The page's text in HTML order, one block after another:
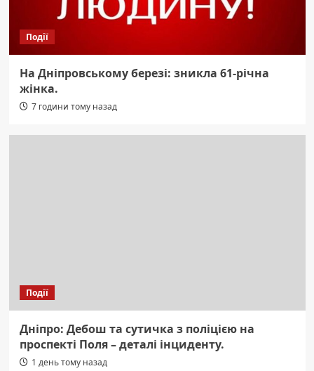
Події
На Дніпровському березі: зникла 61-річна
жінка.
7 години тому назад
Події
Дніпро: Дебош та сутичка з поліцією на
проспекті Поля – деталі інциденту.
1 день тому назад